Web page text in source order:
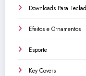
Downloads Para
Efeitos e Ornamentos
Esporte
Key Covers